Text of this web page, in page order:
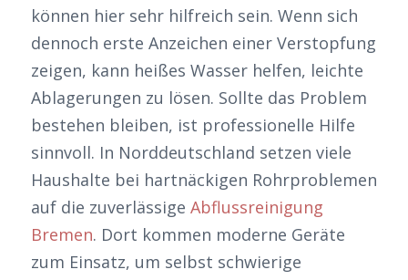
können hier sehr hilfreich sein. Wenn sich
dennoch erste Anzeichen einer Verstopfung
zeigen, kann heißes Wasser helfen, leichte
Ablagerungen zu lösen. Sollte das Problem
bestehen bleiben, ist professionelle Hilfe
sinnvoll. In Norddeutschland setzen viele
Haushalte bei hartnäckigen Rohrproblemen
auf die zuverlässige Abflussreinigung
Bremen. Dort kommen moderne Geräte
zum Einsatz, um selbst schwierige